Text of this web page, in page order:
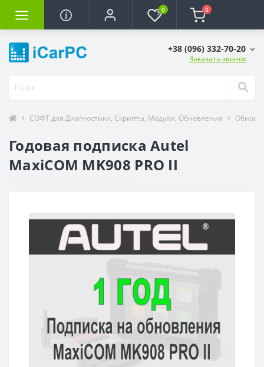
0 0
+38 (096) 332-70-20
Заказать звонок
СОФТ для Диагностики, Скрипты, Модули, Обновления
Годовая подписка Autel
MaxiCOM MK908 PRO II